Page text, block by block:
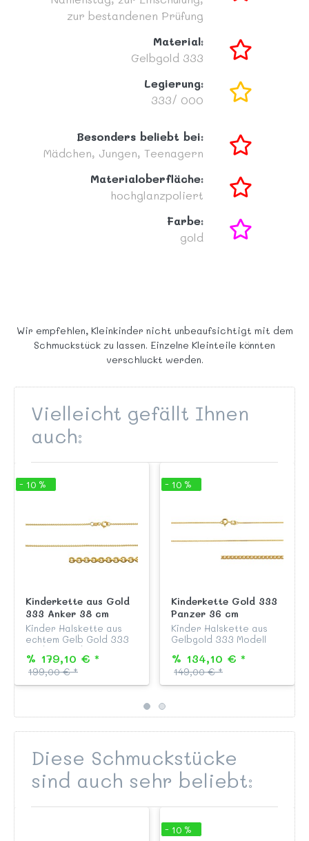
zur bestandenen Prüfung
Material:
Gelbgold 333
Legierung:
333/ 000
Besonders beliebt bei:
Mädchen, Jungen,Teenagern
Materialoberfläche:
hochglanzpoliert
Farbe:
gold
Wir empfehlen, Kleinkinder nicht unbeaufsichtigt mit dem
Schmuckstück zu lassen. Einzelne Kleinteile könnten
verschluckt werden.
Vielleicht gefällt Ihnen
auch:
- 10 %
Kinderkette aus Gold
333 Anker 38 cm
Kinder Halskette aus
echtem Gelb Gold 333
Modell "Rundanker", 38
cm lang, mit
Federringverschluss
passend zu all unseren
% 179,10 € *
199,00 € *
- 10 %
Kinderkette Gold 333
Panzer 36 cm
Kinder Halskette aus
Gelbgold 333 Modell
zweiseitig diamantiert,
Länge 36 cm, mit
Federringverschluß,
% 134,10 € *
149,00 € *
Diese Schmuckstücke
sind auch sehr beliebt:
- 10 %